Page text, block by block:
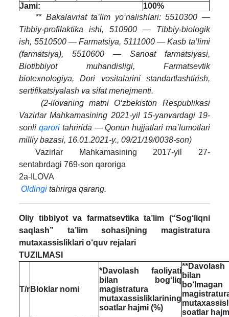
Jami:
100%
** Bakalavriat ta’lim yo‘nalishlari: 5510300 —
Tibbiy-profilaktika ishi, 510900 — Tibbiy-biologik
ish, 5510500 — Farmatsiya, 5111000 — Kasb ta’limi
(farmatsiya), 5510600 — Sanoat farmatsiyasi,
Biotibbiyot muhandisligi, Farmatsevtik
biotexnologiya, Dori vositalarini standartlashtirish,
sertifikatsiyalash va sifat menejmenti.
(2-ilovaning matni O‘zbekiston Respublikasi
Vazirlar Mahkamasining 2021-yil 15-yanvardagi 19-
sonliqarori tahririda — Qonun hujjatlari ma’lumotlari
milliy bazasi, 16.01.2021-y., 09/21/19/0038-son)
Vazirlar Mahkamasining 2017-yil 27-
sentabrdagi 769-son qaroriga
2a-ILOVA
Oldingi tahrirga qarang.
Oliy tibbiyot va farmatsevtika ta’lim (“Sog‘liqni
saqlash” ta’lim sohasi)ning magistratura
mutaxassisliklari o‘quv rejalari
TUZILMASI
T/r Bloklar nomi
*Davolash faoliyati
bilan bog‘liq
magistratura
mutaxassisliklarining
soatlar hajmi (%)
bilan
bo‘lmagan
soatlar